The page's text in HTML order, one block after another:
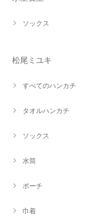
ソックス
松尾ミユキ
すべてのハンカチ
タオルハンカチ
ソックス
水筒
ポーチ
巾着